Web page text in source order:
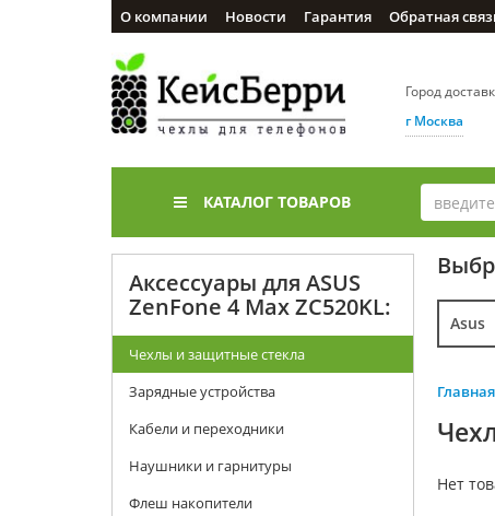
О компании Новости Гарантия Обратная
Город
г Москва
КАТАЛОГ ТОВАРОВ
Аксессуары для ASUS
ZenFone 4 Max ZC520KL:
Чехлы и защитные стекла
Зарядные устройства
Кабели и переходники
Наушники и гарнитуры
Флеш накопители
Asus
Главная
Нет